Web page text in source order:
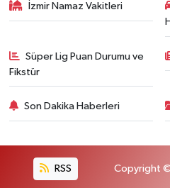
İzmir Namaz Vakitleri
Süper Lig Puan Durumu ve
Fikstür
Son Dakika Haberleri
RSS Copyright ©